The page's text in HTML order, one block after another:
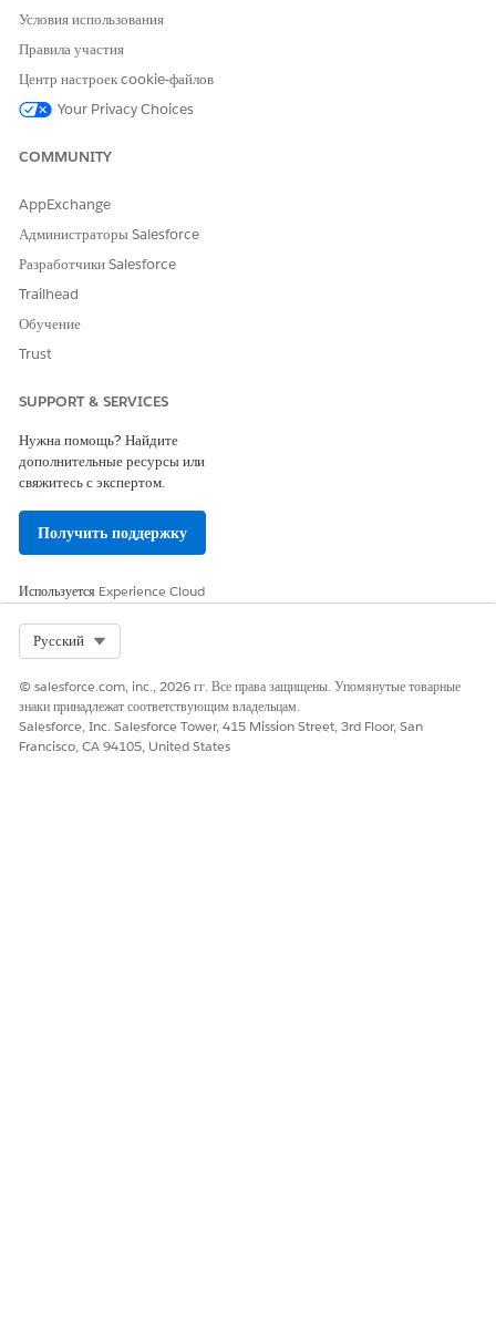
чтобы предоставить объединенное интерактивное
представление карты. Чтобы обеспечить надежность в
отдаленных районах, нативная ГИС интеллектуально управляет
сотрудникам загрузить необходимое покрытие или
Условия использования
Правила участия
Центр настроек cookie-файлов
Your Privacy Choices
COMMUNITY
AppExchange
Администраторы Salesforce
Разработчики Salesforce
Trailhead
Обучение
Trust
SUPPORT & SERVICES
Нужна помощь? Найдите
дополнительные ресурсы или
свяжитесь с экспертом.
Получить поддержку
Используется Experience Cloud
Русский
© salesforce.com, inc., 2026 гг. Все права защищены. Упомянутые товарные
знаки принадлежат соответствующим владельцам.
Salesforce, Inc. Salesforce Tower, 415 Mission Street, 3rd Floor, San
Francisco, CA 94105, United States